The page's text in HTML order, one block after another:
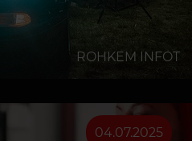
ROHKEM INFOT
04.07.2025